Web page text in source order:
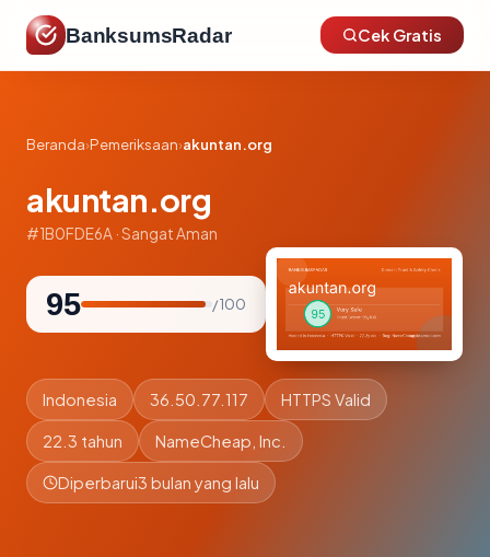
BanksumsRadar Cek Gratis
Beranda›Pemeriksaan›akuntan.org
akuntan.org
#1B0FDE6A · Sangat Aman
95 / 100
Indonesia 36.50.77.117 HTTPS Valid
22.3 tahun NameCheap, Inc.
Diperbarui3 bulan yang lalu